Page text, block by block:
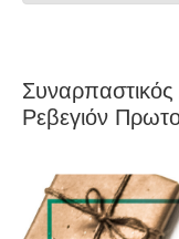
Ρεβεγιόν